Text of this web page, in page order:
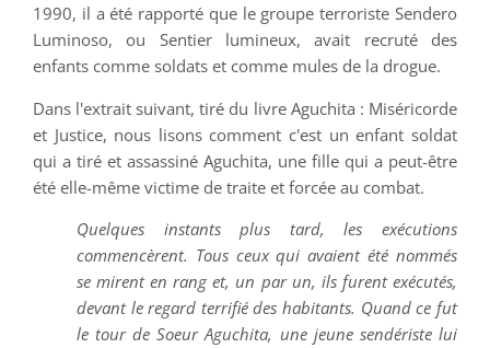
1990, il a été rapporté que le groupe terroriste Sendero
Luminoso, ou Sentier lumineux, avait recruté des
enfants comme soldats et comme mules de la drogue.
Dans l'extrait suivant, tiré du livre Aguchita : Miséricorde
et Justice, nous lisons comment c'est un enfant soldat
qui a tiré et assassiné Aguchita, une fille qui a peut-être
été elle-même victime de traite et forcée au combat.
Quelques instants plus tard, les exécutions
commencèrent. Tous ceux qui avaient été nommés
se mirent en rang et, un par un, ils furent exécutés,
devant le regard terrifié des habitants. Quand ce fut
le tour de Soeur Aguchita, une jeune sendériste lui